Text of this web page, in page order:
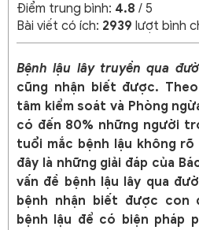
Điểm trung bình: 4.8 / 5
Bài viết có ích: 2939 lượt bình
Bệnh lậu lây truyền qua
cũng nhận biết được.
tâm kiểm soát và Phòng
có đến 80% những người
tuổi mắc bệnh lậu không
đây là những giải đáp của
vấn đề bệnh lậu lây qua
bệnh nhận biết được con
bệnh lậu để có biện pháp